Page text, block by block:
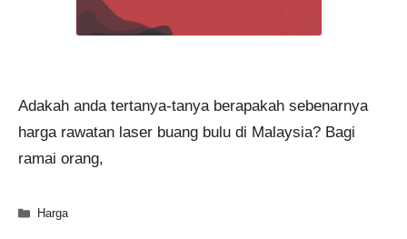
Adakah anda tertanya-tanya berapakah sebenarnya
harga rawatan laser buang bulu di Malaysia? Bagi
ramai orang,
Categories
Harga